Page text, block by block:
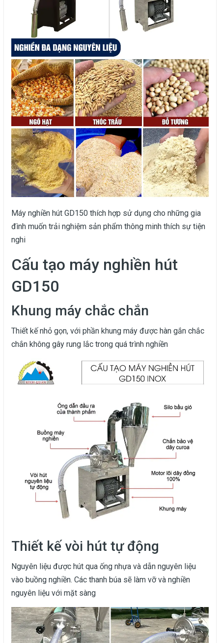
Máy nghiền hút GD150 thích hợp sử dụng cho những gia
đình muốn trải nghiệm sản phẩm thông minh thích sự tiện
nghi
Cấu tạo máy nghiền hút
GD150
Khung máy chắc chắn
Thiết kế nhỏ gọn, với phần khung máy được hàn gắn chắc
chắn không gây rung lắc trong quá trình nghiền
Thiết kế vòi hút tự động
Nguyên liệu được hút qua ống nhựa và dẫn nguyên liệu
vào buồng nghiền. Các thanh búa sẽ làm vỡ và nghiền
nguyên liệu với mặt sàng